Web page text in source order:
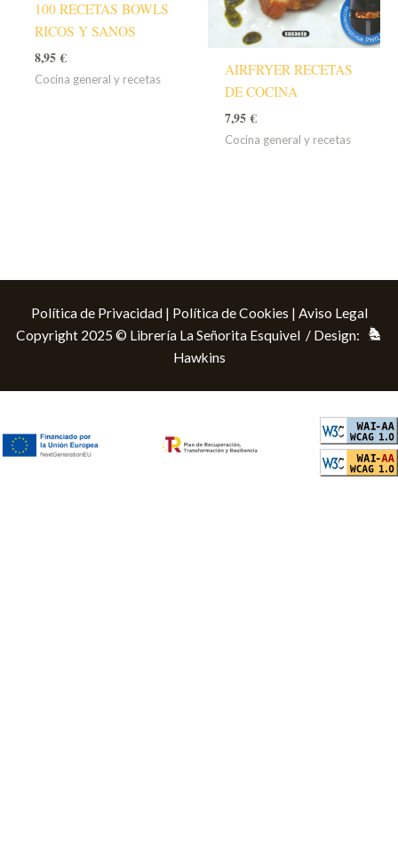
100 RECETAS BOWLS
RICOS Y SANOS
8,95€
Cocina general y recetas
AIRFRYER RECETAS
DE COCINA
7,95€
Cocina general y recetas
Política de Privacidad| Política de Cookies | Aviso Legal
Copyright 2025 © Librería La Señorita Esquivel / Design:
Hawkins